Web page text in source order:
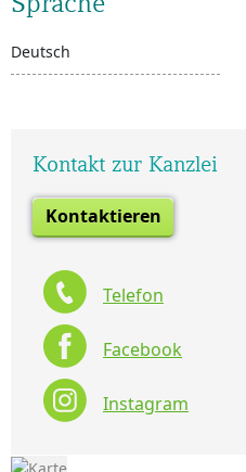
Deutsch
Kontakt zur Kanzlei
Kontaktieren
Telefon
Facebook
Instagram